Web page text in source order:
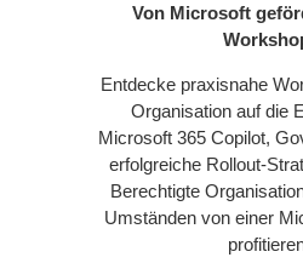
Von Microsoft
Entdecke praxisnahe
Organisation auf die
Microsoft 365 Copilot,
erfolgreiche Rollout-
Berechtigte
Umständen von einer